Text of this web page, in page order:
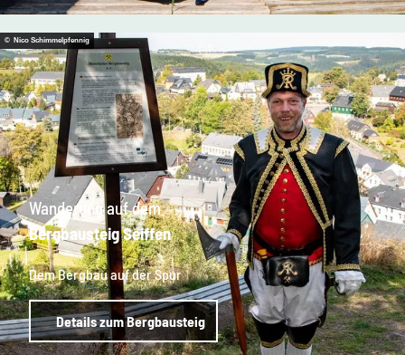
© Nico Schimmelpfennig
Wanderung auf dem
Bergbausteig Seiffen
Dem Bergbau auf der Spur
Details zum Bergbausteig